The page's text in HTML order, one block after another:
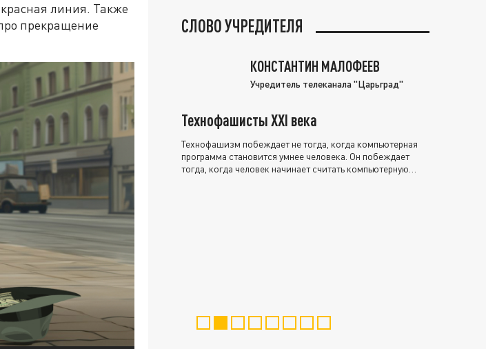
линия. Также
прекращение
СЛОВО УЧРЕДИТЕЛЯ
КОНСТАНТИН МАЛОФЕЕВ
Учредитель телеканала "Царьград"
Технофашисты XXI века
Технофашизм побеждает не тогда, когда компьютерная
программа становится умнее человека. Он побеждает
тогда, когда человек начинает считать компьютерную